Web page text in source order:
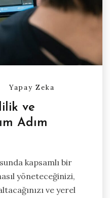
Yapay Zeka
ve
Adım
kapsamlı bir
yöneteceğinizi,
ve yerel